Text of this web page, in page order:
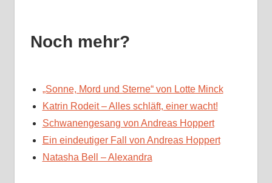
Noch mehr?
„Sonne, Mord und Sterne“ von Lotte Minck
Katrin Rodeit – Alles schläft, einer wacht!
Schwanengesang von Andreas Hoppert
Ein eindeutiger Fall von Andreas Hoppert
Natasha Bell – Alexandra